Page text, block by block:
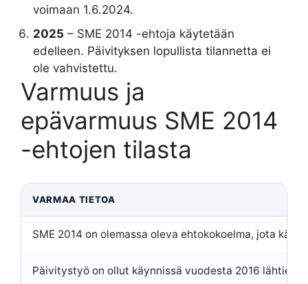
voimaan 1.6.2024.
2025 – SME 2014 -ehtoja käytetään
edelleen. Päivityksen lopullista tilannetta ei
ole vahvistettu.
Varmuus ja
epävarmuus SME 2014
-ehtojen tilasta
VARMAA TIETOA
SME 2014 on olemassa oleva ehtokokoelma, jota
Päivitystyö on ollut käynnissä vuodesta 2016 lähtien.